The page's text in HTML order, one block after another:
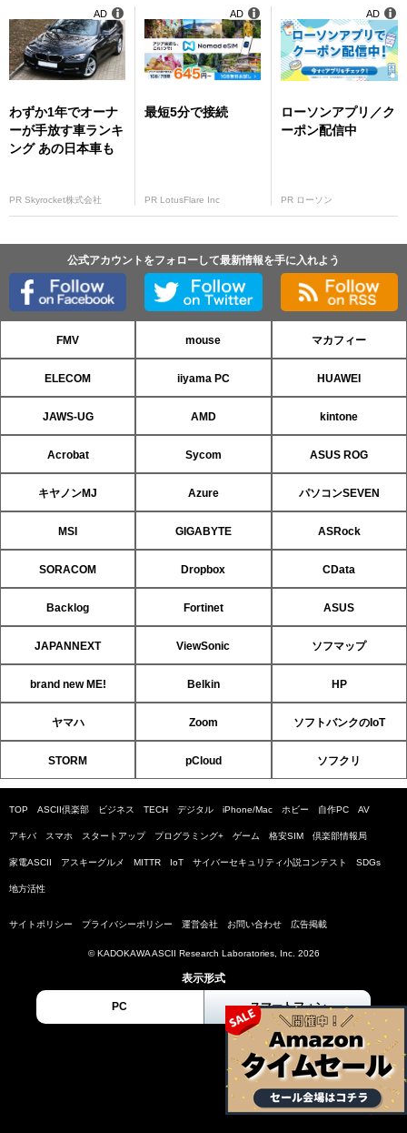
わずか1年でオーナ
ーが手放す車ランキ
ング あの日本車も
PR Skyrocket株式会社
AD
最短5分で接続
PR LotusFlare Inc
AD
ローソンアプリ／ク
ーポン配信中
PR ローソン
AD
公式アカウントをフォローして最新情報を手に入れよう
FMV mouse マカフィー
ELECOM iiyama PC HUAWEI
JAWS-UG AMD kintone
Acrobat Sycom ASUS ROG
キヤノンMJ Azure パソコンSEVEN
MSI GIGABYTE ASRock
SORACOM Dropbox CData
Backlog Fortinet ASUS
JAPANNEXT ViewSonic ソフマップ
brand new ME! Belkin HP
ヤマハ Zoom ソフトバンクのIoT
STORM pCloud ソフクリ
TOP ASCII倶楽部 ビジネス TECH デジタル iPhone/Mac ホビー 自作PC AV
アキバ スマホ スタートアップ プログラミング+ ゲーム 格安SIM 倶楽部情報局
家電ASCII アスキーグルメ MITTR IoT サイバーセキュリティ小説コンテスト SDGs
地方活性
サイトポリシー プライバシーポリシー 運営会社 お問い合わせ 広告掲載
© KADOKAWA ASCII Research Laboratories, Inc. 2026
表示形式
PC スマートフォン